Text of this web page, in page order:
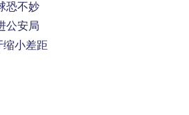
恐不妙
公安局
小差距